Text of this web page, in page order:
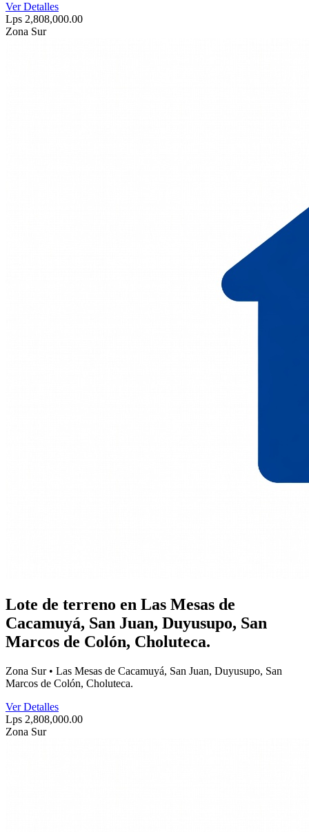
Ver Detalles
Lps 2,808,000.00
Zona Sur
Lote de terreno en Las Mesas de
Cacamuyá, San Juan, Duyusupo, San
Marcos de Colón, Choluteca.
Zona Sur • Las Mesas de Cacamuyá, San Juan, Duyusupo, San
Marcos de Colón, Choluteca.
Ver Detalles
Lps 2,808,000.00
Zona Sur